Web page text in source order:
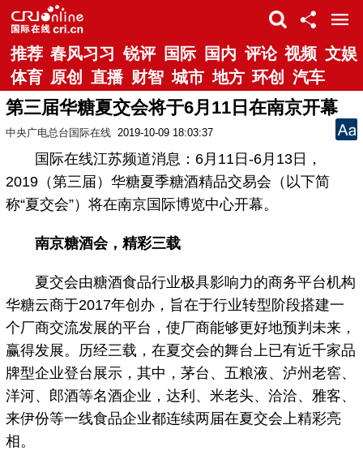
推荐 春风习习 锐评 国际 国内 评论 视频 文娱
体育 原创 直播 财智 城市 地方 环创 汽车
第三届华糖夏交会将于6月11日在南京开幕
中央广电总台国际在线 2019-10-09 18:03:37
国际在线江苏频道消息：6月11日-6月13日，
2019（第三届）华糖夏季糖酒精品交易会（以下简
称“夏交会”）将在南京国际博览中心开幕。
南京糖酒会，精彩三载
夏交会由糖酒食品行业极具影响力的商务平台机构
华糖云商于2017年创办，旨在于行业转型阶段搭建一
个厂商交流发展的平台，使厂商能够更好地预判未来，
赢得发展。历经三载，在夏交会的舞台上已有近千家品
牌型企业登台展示，其中，茅台、五粮液、泸州老窖、
洋河、郎酒等名酒企业，达利、米老头、洽洽、雅客、
来伊份等一线食品企业都连续两届在夏交会上精彩亮
相。